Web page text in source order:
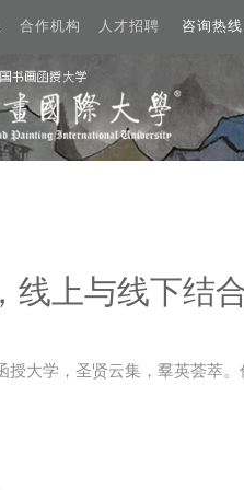
合作机构 人才招聘 咨询热
线上与线下结
授大学，圣贤云集，羣英荟萃